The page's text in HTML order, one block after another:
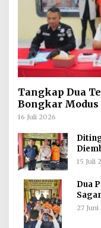
Tangkap Dua
Bongkar Modus
Run
16 Juli 2026
15 Juli
Dua
27